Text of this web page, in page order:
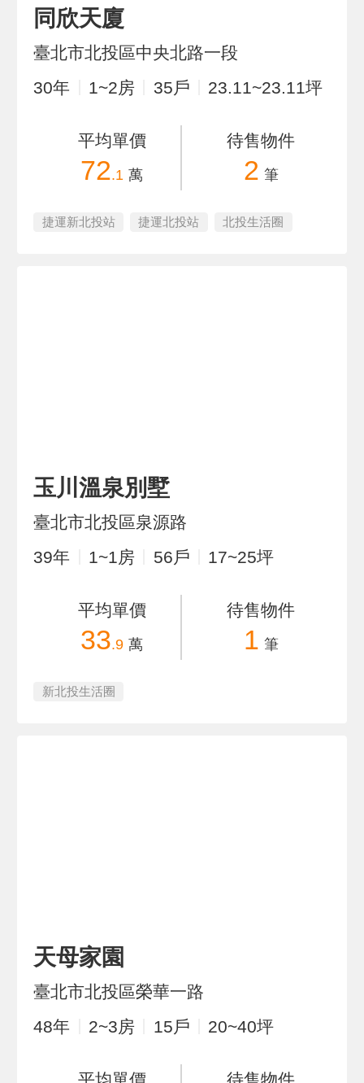
同欣天廈
臺北市北投區中央北路一段
30年 1~2房 35 戶 23.11~23.11坪
平均單價
72.1 萬
待售物件
2 筆
捷運新北投站 捷運北投站 北投生活圈
玉川溫泉別墅
臺北市北投區泉源路
39年 1~1 房 56 戶 17~25坪
平均單價
33.9 萬
待售物件
1 筆
新北投生活圈
天母家園
臺北市北投區榮華一路
48年 2~3房 15 戶 20~40坪